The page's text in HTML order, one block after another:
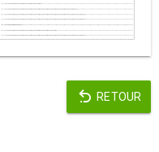
RETOUR